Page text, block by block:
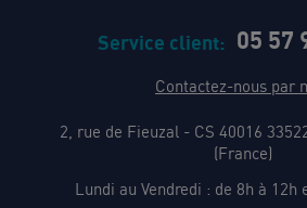
Service client: 05 57
Contactez-nous par
2, rue de Fieuzal - CS 40016
(France)
Lundi au Vendredi : de 8h à 12h